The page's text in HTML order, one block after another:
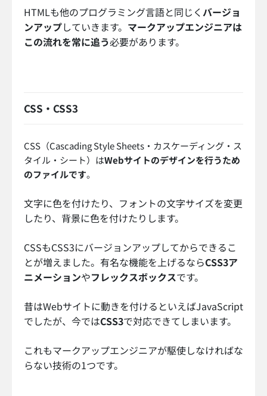
HTMLも他のプログラミング言語と同じくバージョ
ンアップしていきます。 マークアップエンジニアは
この流れを常に追う必要があります。
CSS・CSS3
CSS（Cascading Style Sheets・カスケーディング・ス
タイル・シート）はWebサイトのデザインを行うため
のファイルです。
文字に色を付けたり、フォントの文字サイズを変更
したり、背景に色を付けたりします。
CSSもCSS3にバージョンアップしてからできるこ
とが増えました。有名な機能を上げるならCSS3ア
ニメーションやフレックスボックスです。
昔はWebサイトに動きを付けるといえばJavaScript
でしたが、今ではCSS3で対応できてしまいます。
これもマークアップエンジニアが駆使しなければな
らない技術の1つです。